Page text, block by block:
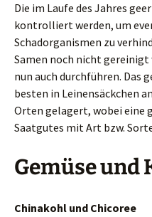
Die im Laufe des Jahres
kontrolliert werden, um
Schadorganismen zu
Samen noch nicht
nun auch durchführen. Das
besten in Leinensäckchen
Orten gelagert, wobei eine
Saatgutes mit Art bzw.
Gemüse und
Chinakohl und Chicoree